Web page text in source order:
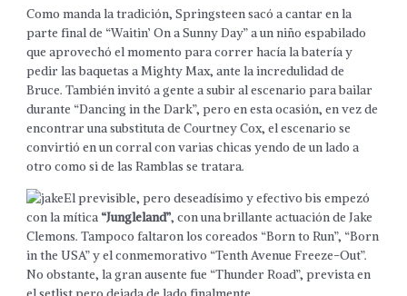
Como manda la tradición, Springsteen sacó a cantar en la
parte final de “Waitin’ On a Sunny Day” a un niño espabilado
que aprovechó el momento para correr hacía la batería y
pedir las baquetas a Mighty Max, ante la incredulidad de
Bruce. También invitó a gente a subir al escenario para bailar
durante “Dancing in the Dark”, pero en esta ocasión, en vez de
encontrar una substituta de Courtney Cox, el escenario se
convirtió en un corral con varias chicas yendo de un lado a
otro como si de las Ramblas se tratara.
El previsible, pero deseadísimo y efectivo bis empezó
con la mítica “Jungleland”, con una brillante actuación de Jake
Clemons. Tampoco faltaron los coreados “Born to Run”, “Born
in the USA” y el conmemorativo “Tenth Avenue Freeze-Out”.
No obstante, la gran ausente fue “Thunder Road”, prevista en